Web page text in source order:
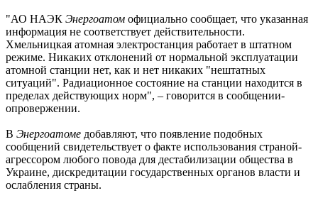
"АО НАЭК Энергоатом официально сообщает, что указанная
информация не соответствует действительности.
Хмельницкая атомная электростанция работает в штатном
режиме. Никаких отклонений от нормальной эксплуатации
атомной станции нет, как и нет никаких "нештатных
ситуаций". Радиационное состояние на станции находится в
пределах действующих норм", – говорится в сообщении-
опровержении.
В Энергоатоме добавляют, что появление подобных
сообщений свидетельствует о факте использования страной-
агрессором любого повода для дестабилизации общества в
Украине, дискредитации государственных органов власти и
ослабления страны.